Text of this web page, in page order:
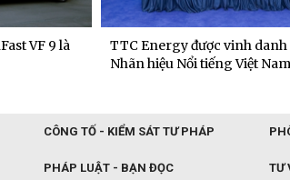
VF 9 là
TTC Energy được vinh danh
Nhãn hiệu Nổi tiếng Việt
CÔNG TỐ - KIỂM SÁT TƯ PHÁP
PHÁP LUẬT - BẠN ĐỌC TƯ